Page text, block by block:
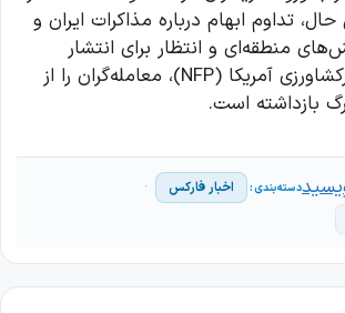
تداوم ابهام درباره مذاکرات ایران و
منطقه‌ای و انتظار برای انتشار
گزارش اشتغال غیرکشاورزی آمریکا (NFP)، معامله‌گران را از
بازداشته است.
اخبار فارکس